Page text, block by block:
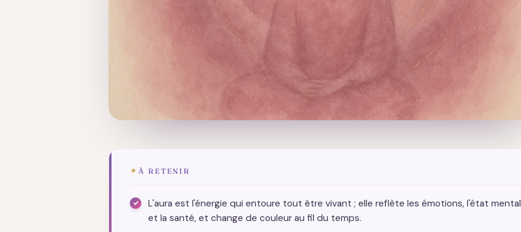
✦ À RETENIR
L'aura est l'énergie qui entoure tout être vivant ; elle reflète les émotions, l'état mental
et la santé, et change de couleur au fil du temps.